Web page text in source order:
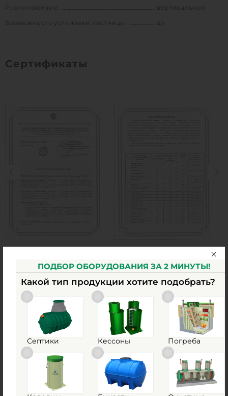
Расположение:
вертикальное
Возможность установки лестницы:
да
Сертификаты
Наши работы
ПОДБОР ОБОРУДОВАНИЯ ЗА 2 МИНУТЫ!
Какой тип продукции хотите подобрать?
Септики Кессоны Погреба